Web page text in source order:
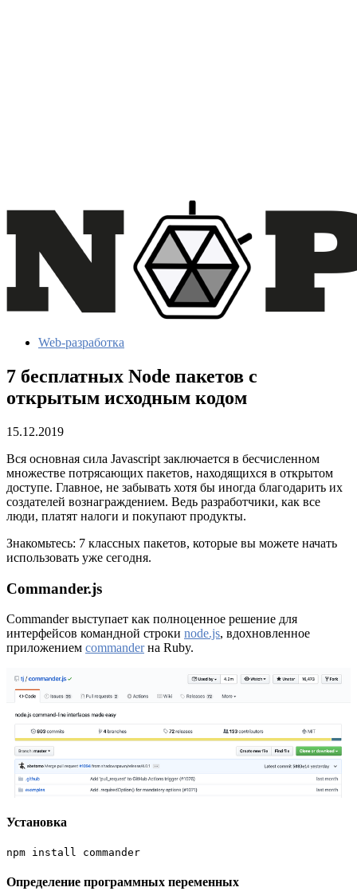
Web-разработка
7 бесплатных Node пакетов с
открытым исходным кодом
15.12.2019
Вся основная сила Javascript заключается в бесчисленном
множестве потрясающих пакетов, находящихся в открытом
доступе. Главное, не забывать хотя бы иногда благодарить их
создателей вознаграждением. Ведь разработчики, как все
люди, платят налоги и покупают продукты.
Знакомьтесь: 7 классных пакетов, которые вы можете начать
использовать уже сегодня.
Commander.js
Commander выступает как полноценное решение для
интерфейсов командной строки node.js, вдохновленное
приложением commanderна Ruby.
Установка
npm install commander
Определение программных переменных